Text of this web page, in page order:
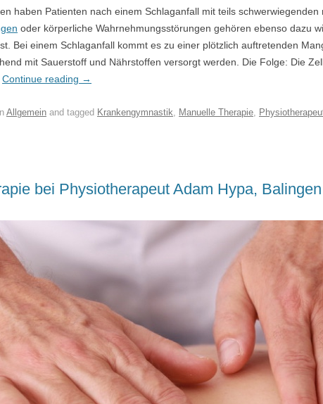
haben Patienten nach einem Schlaganfall mit teils schwerwiegenden
oder körperliche Wahrnehmungsstörungen gehören ebenso dazu
Bei einem Schlaganfall kommt es zu einer plötzlich auftretenden
mit Sauerstoff und Nährstoffen versorgt werden. Die Folge: Die
Continue reading →
Allgemein and tagged Krankengymnastik, Manuelle Therapie,
bei Physiotherapeut Adam Hypa, Balingen